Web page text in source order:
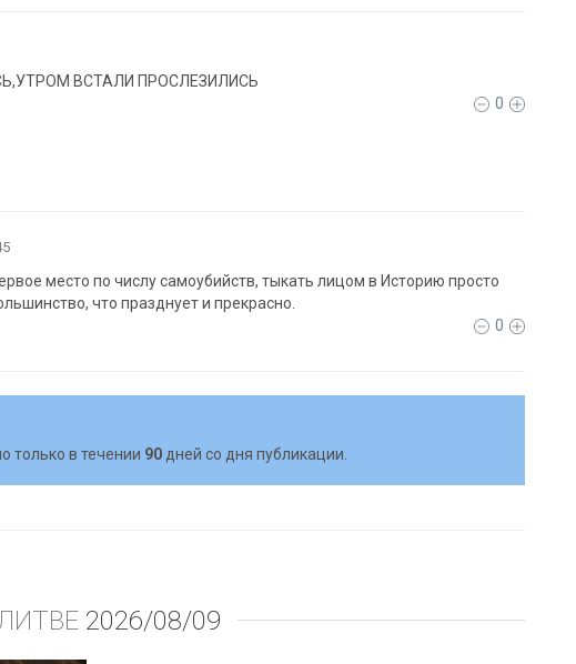
ВСТАЛИ ПРОСЛЕЗИЛИСЬ
0
место по числу самоубийств, тыкать лицом в Историю просто
что празднует и прекрасно.
0
только в течении 90 дней со дня публикации.
2026/08/09